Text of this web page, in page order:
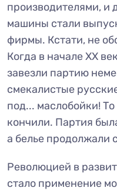
производителями, и
машины стали
фирмы. Кстати, не
Когда в начале ХХ
завезли партию
смекалистые
под... маслобойки! То
кончили. Партия
а белье продолжали
Революцией в
стало применение